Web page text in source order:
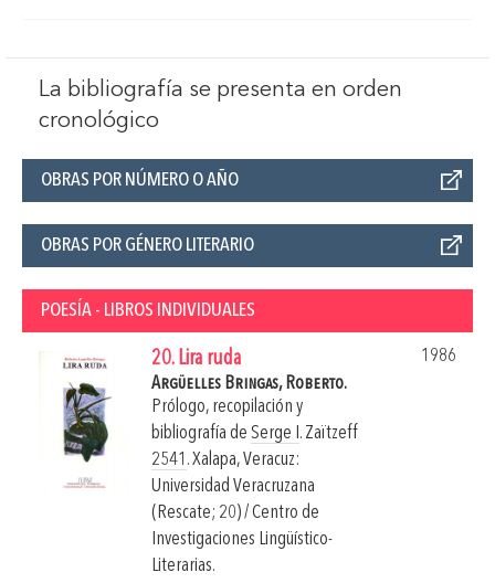
La bibliografía se presenta en orden
cronológico
OBRAS POR NÚMERO O AÑO
OBRAS POR GÉNERO LITERARIO
POESÍA - LIBROS INDIVIDUALES
20. Lira ruda
1986
Argüelles Bringas, Roberto.
Prólogo, recopilación y
bibliografía de Serge I . Zaïtzeff
2541 .Xalapa, Veracuz:
Universidad Veracruzana
(Rescate; 20) / Centro de
Investigaciones Lingüístico-
Literarias.